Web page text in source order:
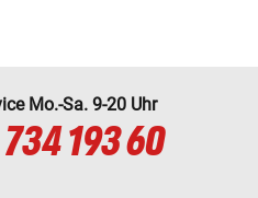
Mo.-Sa. 9-20 Uhr
193 60